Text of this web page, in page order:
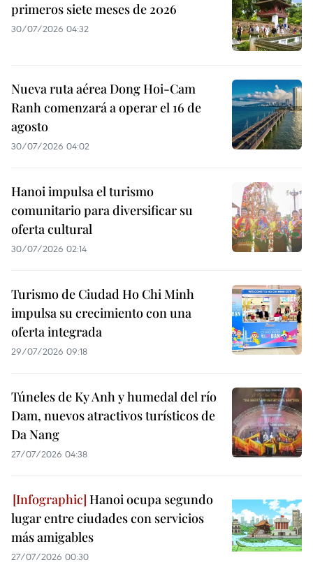
primeros siete meses de 2026
30/07/2026 04:32
Nueva ruta aérea Dong Hoi-Cam
Ranh comenzará a operar el 16 de
agosto
30/07/2026 04:02
Hanoi impulsa el turismo
comunitario para diversificar su
oferta cultural
30/07/2026 02:14
Turismo de Ciudad Ho Chi Minh
impulsa su crecimiento con una
oferta integrada
29/07/2026 09:18
Túneles de Ky Anh y humedal del río
Dam, nuevos atractivos turísticos de
Da Nang
27/07/2026 04:38
Hanoi ocupa segundo
lugar entre ciudades con servicios
más amigables
27/07/2026 00:30